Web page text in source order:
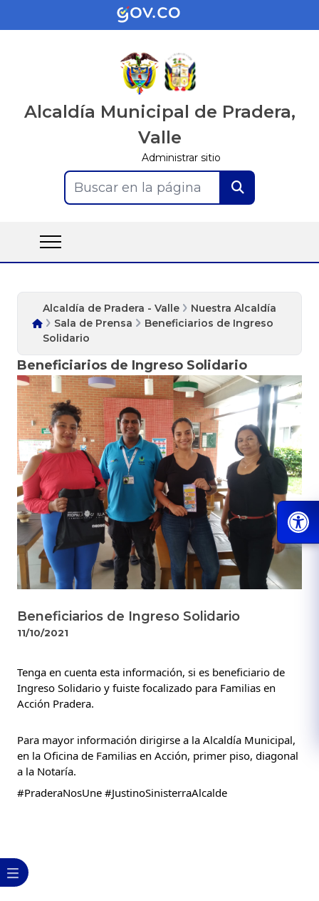
Alcaldía Municipal de Pradera,
Valle
Administrar sitio
Buscar en la página
Alcaldía de Pradera - Valle
Nuestra Alcaldía
Sala de Prensa
Beneficiarios de Ingreso
Solidario
Beneficiarios de Ingreso Solidario
Beneficiarios de Ingreso Solidario
11/10/2021
Tenga en cuenta esta información, si es beneficiario de
Ingreso Solidario y fuiste focalizado para Familias en
Acción Pradera.
Para mayor información dirigirse a la Alcaldía Municipal,
en la Oficina de Familias en Acción, primer piso, diagonal
a la Notaría.
#PraderaNosUne #JustinoSinisterraAlcalde